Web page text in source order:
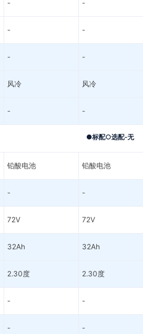
- -
- -
- -
风冷 风冷
- -
●标配○选配-无
铅酸电池 铅酸电池
- -
72V 72V
32Ah 32Ah
2.30度 2.30度
- -
- -